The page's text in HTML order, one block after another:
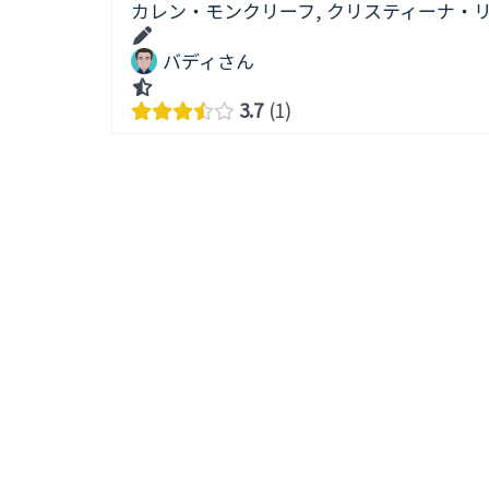
カレン・モンクリーフ, クリスティーナ・
バディさん
3.7 1